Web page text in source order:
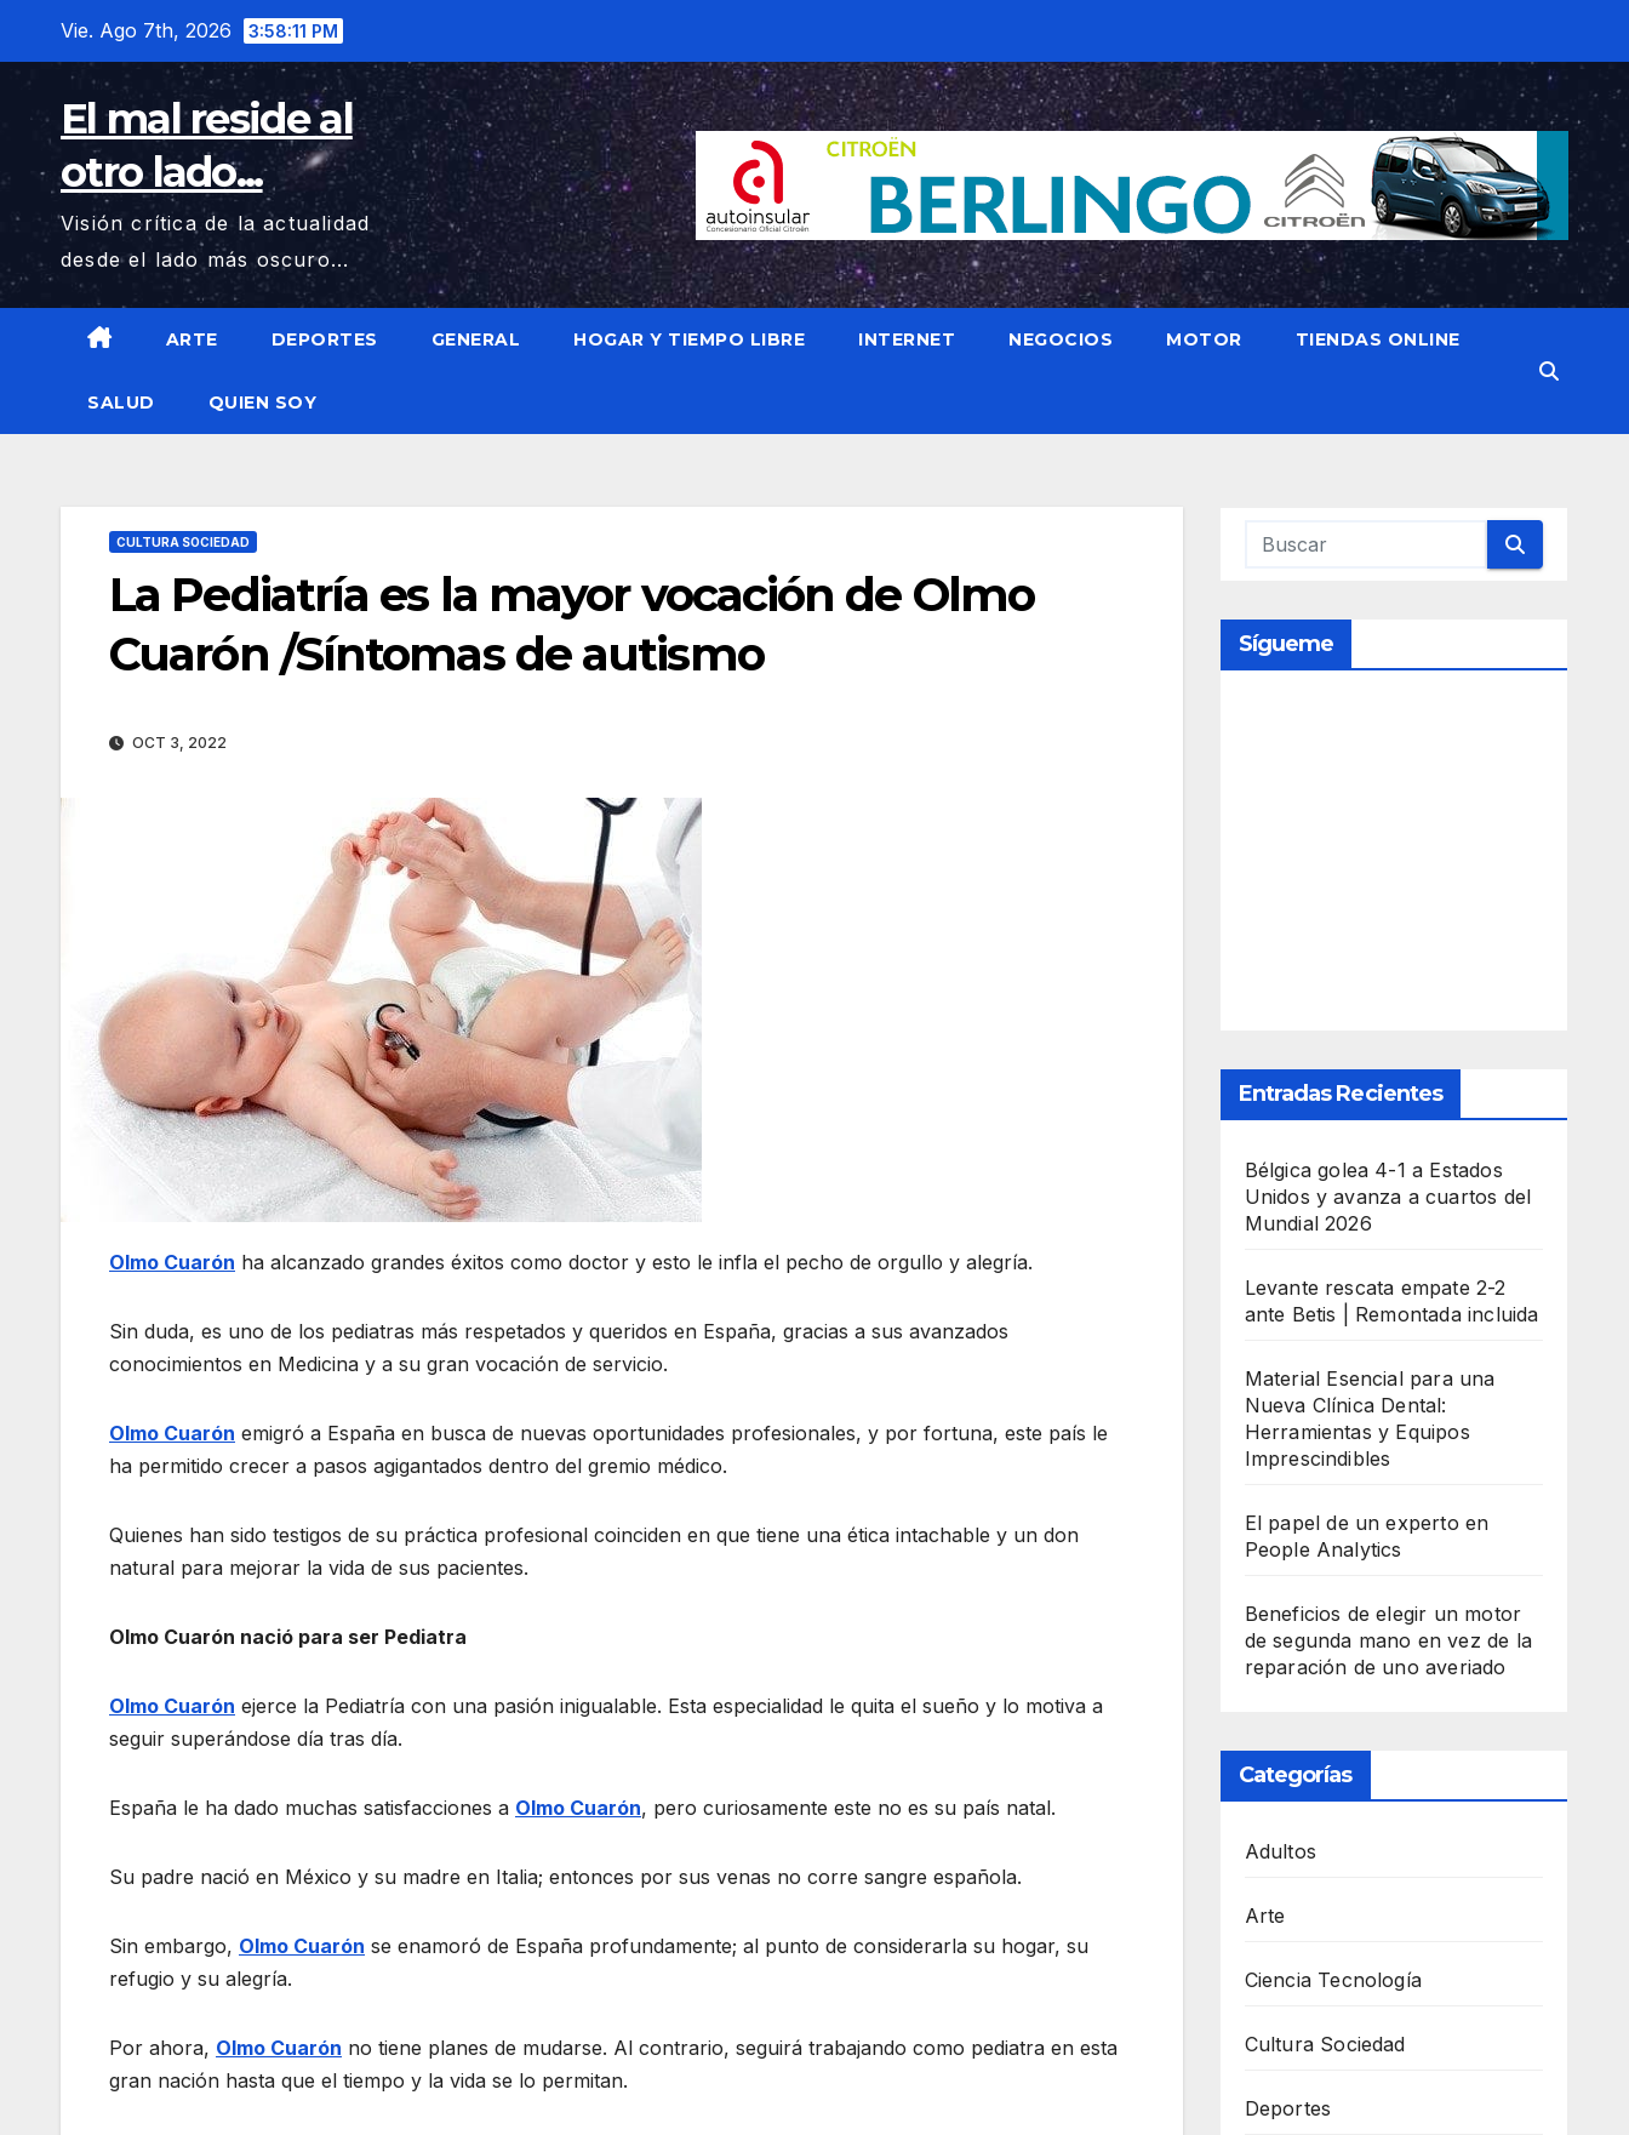
contenido
Vie. Ago 7th, 2026 3:58:12 PM
El mal reside al
otro lado...
Visión crítica de la actualidad
desde el lado más oscuro...
ARTE DEPORTES GENERAL HOGAR Y TIEMPO LIBRE INTERNET NEGOCIOS MOTOR TIENDAS ONLINE
SALUD QUIEN SOY
CULTURA SOCIEDAD
La Pediatría es la mayor vocación de Olmo
Cuarón /Síntomas de autismo
OCT 3, 2022
Olmo Cuarón ha alcanzado grandes éxitos como doctor y esto le infla el pecho de orgullo y alegría.
Sin duda, es uno de los pediatras más respetados y queridos en España, gracias a sus avanzados
conocimientos en Medicina y a su gran vocación de servicio.
Olmo Cuarón emigró a España en busca de nuevas oportunidades profesionales, y por fortuna, este país le
ha permitido crecer a pasos agigantados dentro del gremio médico.
Quienes han sido testigos de su práctica profesional coinciden en que tiene una ética intachable y un don
natural para mejorar la vida de sus pacientes.
Olmo Cuarón nació para ser Pediatra
Olmo Cuarón ejerce la Pediatría con una pasión inigualable. Esta especialidad le quita el sueño y lo motiva a
seguir superándose día tras día.
España le ha dado muchas satisfacciones a Olmo Cuarón, pero curiosamente este no es su país natal.
Su padre nació en México y su madre en Italia; entonces por sus venas no corre sangre española.
Sin embargo, Olmo Cuarón se enamoró de España profundamente; al punto de considerarla su hogar, su
refugio y su alegría.
Por ahora, Olmo Cuarón no tiene planes de mudarse. Al contrario, seguirá trabajando como pediatra en esta
gran nación hasta que el tiempo y la vida se lo permitan.
Sígueme
Entradas Recientes
Bélgica golea 4-1 a Estados
Unidos y avanza a cuartos del
Mundial 2026
Levante rescata empate 2-2
ante Betis | Remontada incluida
Material Esencial para una
Nueva Clínica Dental:
Herramientas y Equipos
Imprescindibles
El papel de un experto en
People Analytics
Beneficios de elegir un motor
de segunda mano en vez de la
reparación de uno averiado
Categorías
Adultos
Arte
Ciencia Tecnología
Cultura Sociedad
Deportes